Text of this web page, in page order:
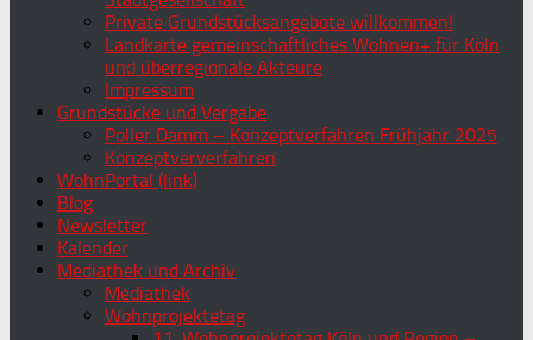
Private Grundstücksangebote willkommen!
Landkarte gemeinschaftliches Wohnen+ für Köln
und überregionale Akteure
Impressum
Grundstücke und Vergabe
Poller Damm – Konzeptverfahren Frühjahr 2025
Konzeptververfahren
WohnPortal (link)
Blog
Newsletter
Kalender
Mediathek und Archiv
Mediathek
Wohnprojektetag